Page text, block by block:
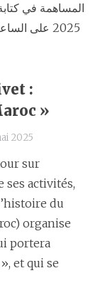
2025 على
:
»
2025
sur
ses activités,
du
organise
portera
et qui se